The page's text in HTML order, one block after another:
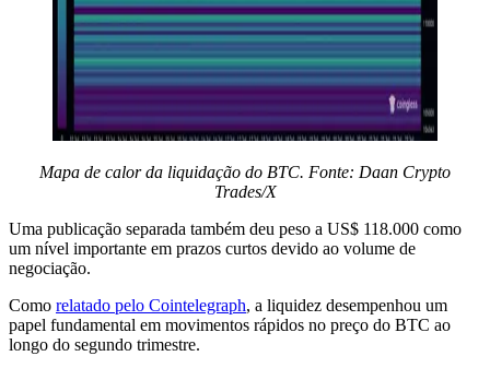
Mapa de calor da liquidação do BTC. Fonte: Daan Crypto
Trades/X
Uma publicação separada também deu peso a US$ 118.000 como
um nível importante em prazos curtos devido ao volume de
negociação.
Como relatado pelo Cointelegraph, a liquidez desempenhou um
papel fundamental em movimentos rápidos no preço do BTC ao
longo do segundo trimestre.